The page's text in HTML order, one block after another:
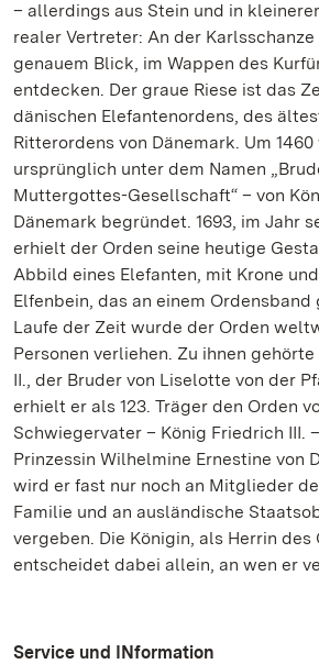
– allerdings aus Stein und in
realer Vertreter: An der
genauem Blick, im Wappen des
entdecken. Der graue Riese ist das
dänischen Elefantenordens, des
Ritterordens von Dänemark. Um
ursprünglich unter dem Namen
Muttergottes-Gesellschaft“ – von
Dänemark begründet. 1693, im Jahr
erhielt der Orden seine heutige
Abbild eines Elefanten, mit Krone
Elfenbein, das an einem
Laufe der Zeit wurde der Orden
Personen verliehen. Zu ihnen
II., der Bruder von Liselotte von der
erhielt er als 123. Träger den Orden
Schwiegervater – König Friedrich III.
Prinzessin Wilhelmine Ernestine von
wird er fast nur noch an Mitglieder
Familie und an ausländische
vergeben. Die Königin, als Herrin des
entscheidet dabei allein, an wen er
Service und INformation